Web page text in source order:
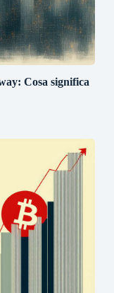
Cosa significa